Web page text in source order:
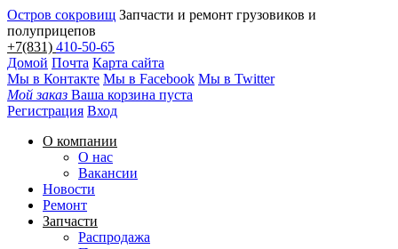
Остров сокровищ Запчасти и ремонт грузовиков и
полуприцепов
+7(831) 410-50-65
Домой Почта Карта сайта
Мы в Контакте Мы в Facebook Мы в Twitter
Мой заказ Ваша корзина пуста
Регистрация Вход
О компании
О нас
Вакансии
Новости
Ремонт
Запчасти
Распродажа